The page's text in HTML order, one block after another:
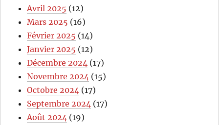
Avril 2025 (12)
Mars 2025 (16)
Février 2025 (14)
Janvier 2025 (12)
Décembre 2024 (17)
Novembre 2024 (15)
Octobre 2024 (17)
Septembre 2024 (17)
Août 2024 (19)